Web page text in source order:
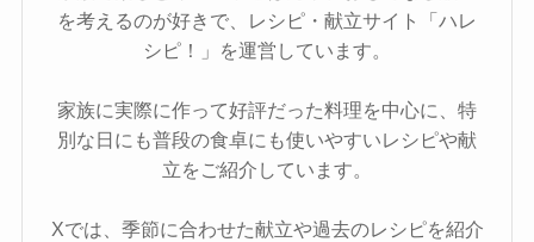
を考えるのが好きで、レシピ・献立サイト「ハレ
シピ！」を運営しています。
家族に実際に作って好評だった料理を中心に、特
別な日にも普段の食卓にも使いやすいレシピや献
立をご紹介しています。
Xでは、季節に合わせた献立や過去のレシピを紹介